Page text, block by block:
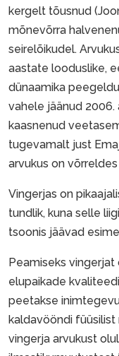
kergelt tõusnud
mõnevõrra
seirelõikudel.
aastate looduslike,
dünaamika
vahele jäänud
kaasnenud
tugevamalt just
arvukus on
Vingerjas on
tundlik, kuna selle
tsoonis jäävad
Peamiseks
elupaikade
peetakse
kaldavööndi
vingerja arvukust